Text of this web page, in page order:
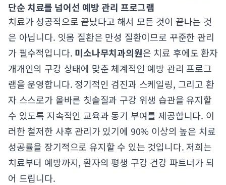
단순 치료를 넘어선 예방 관리 프로그램
치료가 성공적으로 끝났다고 해서 모든 것이 끝나는 것
은 아닙니다. 잇몸 질환은 만성 질환이므로 꾸준한 관리
가 필수적입니다. 미소나무치과의원은 치료 후에도 환자
개개인의 구강 상태에 맞춘 체계적인 예방 관리 프로그
램을 운영합니다. 정기적인 검진과 스케일링, 그리고 환
자 스스로가 올바른 칫솔질과 구강 위생 습관을 유지할
수 있도록 지속적인 교육과 동기 부여를 제공합니다. 이
러한 철저한 사후 관리가 있기에 90% 이상의 높은 치료
성공률을 장기적으로 유지할 수 있는 것입니다. 저희는
치료부터 예방까지, 환자의 평생 구강 건강 파트너가 되
어 드립니다.